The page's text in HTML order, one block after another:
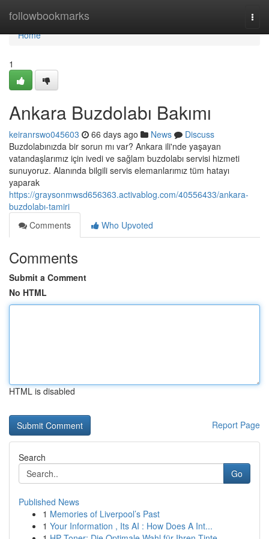
followbookmarks
Home
Home
1
Ankara Buzdolabı Bakımı
keiranrswo045603 66 days ago News
Discuss
Buzdolabınızda bir sorun mı var? Ankara ili'nde yaşayan
vatandaşlarımız için ivedi ve sağlam buzdolabı servisi hizmeti
sunuyoruz. Alanında bilgili servis elemanlarımız tüm hatayı
yaparak
https://graysonmwsd656363.activablog.com/40556433/ankara-
buzdolabı-tamiri
Comments
Who Upvoted
Comments
Submit a Comment
No HTML
HTML is disabled
Report Page
Search
Go
Published News
1 Memories of Liverpool’s Past
1 Your Information , Its AI : How Does A Int...